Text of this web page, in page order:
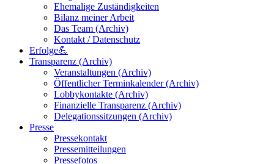
Ehemalige Zuständigkeiten
Bilanz meiner Arbeit
Das Team (Archiv)
Kontakt / Datenschutz
Erfolge💪
Transparenz (Archiv)
Veranstaltungen (Archiv)
Öffentlicher Terminkalender (Archiv)
Lobbykontakte (Archiv)
Finanzielle Transparenz (Archiv)
Delegationssitzungen (Archiv)
Presse
Pressekontakt
Pressemitteilungen
Pressefotos